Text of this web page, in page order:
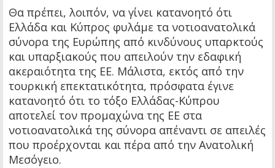
Θα πρέπει, λοιπόν, να γίνει κατανοητό ότι
Ελλάδα και Κύπρος φυλάμε τα νοτιοανατολικά
σύνορα της Ευρώπης από κινδύνους υπαρκτούς
και υπαρξιακούς που απειλούν την εδαφική
ακεραιότητα της ΕΕ. Μάλιστα, εκτός από την
τουρκική επεκτατικότητα, πρόσφατα έγινε
κατανοητό ότι το τόξο Ελλάδας-Κύπρου
αποτελεί τον προμαχώνα της ΕΕ στα
νοτιοανατολικά της σύνορα απέναντι σε απειλές
που προέρχονται και πέρα από την Ανατολική
Μεσόγειο.